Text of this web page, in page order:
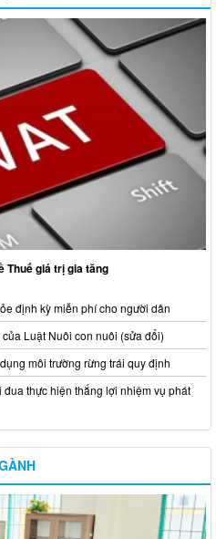
Thuế giá trị gia tăng
định kỳ miễn phí cho người dân
Luật Nuôi con nuôi (sửa đổi)
môi trường rừng trái quy định
thực hiện thắng lợi nhiệm vụ phát